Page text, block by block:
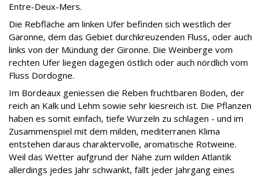
Entre-Deux-Mers.
Die Rebfläche am linken Ufer befinden sich westlich der
Garonne, dem das Gebiet durchkreuzenden Fluss, oder auch
links von der Mündung der Gironne. Die Weinberge vom
rechten Ufer liegen dagegen östlich oder auch nördlich vom
Fluss Dordogne.
Im Bordeaux geniessen die Reben fruchtbaren Boden, der
reich an Kalk und Lehm sowie sehr kiesreich ist. Die Pflanzen
haben es somit einfach, tiefe Wurzeln zu schlagen - und im
Zusammenspiel mit dem milden, mediterranen Klima
entstehen daraus charaktervolle, aromatische Rotweine.
Weil das Wetter aufgrund der Nähe zum wilden Atlantik
allerdings jedes Jahr schwankt, fällt jeder Jahrgang eines